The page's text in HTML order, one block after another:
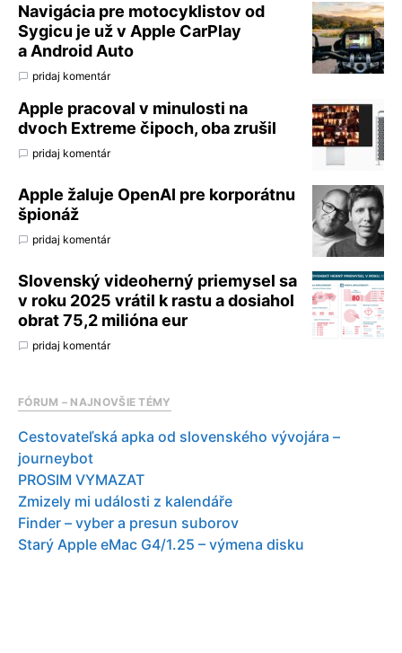
Navigácia pre motocyklistov od
Sygicu je už v Apple CarPlay
a Android Auto
pridaj komentár
Apple pracoval v minulosti na
dvoch Extreme čipoch, oba zrušil
pridaj komentár
Apple žaluje OpenAI pre korporátnu
špionáž
pridaj komentár
Slovenský videoherný priemysel sa
v roku 2025 vrátil k rastu a dosiahol
obrat 75,2 milióna eur
pridaj komentár
FÓRUM – NAJNOVŠIE TÉMY
Cestovateľská apka od slovenského vývojára –
journeybot
PROSIM VYMAZAT
Zmizely mi události z kalendáře
Finder – vyber a presun suborov
Starý Apple eMac G4/1.25 – výmena disku